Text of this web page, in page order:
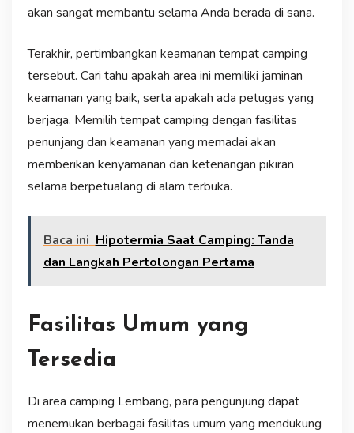
akan sangat membantu selama Anda berada di sana.
Terakhir, pertimbangkan keamanan tempat camping
tersebut. Cari tahu apakah area ini memiliki jaminan
keamanan yang baik, serta apakah ada petugas yang
berjaga. Memilih tempat camping dengan fasilitas
penunjang dan keamanan yang memadai akan
memberikan kenyamanan dan ketenangan pikiran
selama berpetualang di alam terbuka.
Baca ini Hipotermia Saat Camping: Tanda
dan Langkah Pertolongan Pertama
Fasilitas Umum yang
Tersedia
Di area camping Lembang, para pengunjung dapat
menemukan berbagai fasilitas umum yang mendukung